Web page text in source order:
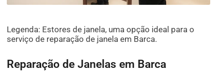
Legenda: Estores de janela, uma opção ideal para o
serviço de reparação de janela em Barca.
Reparação de Janelas em Barca